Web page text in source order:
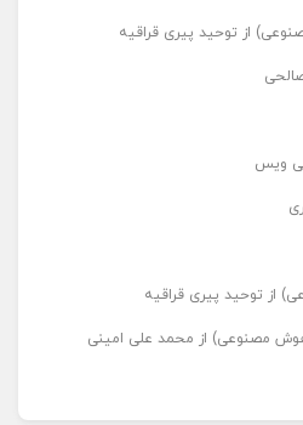
از توحید پیری قراقیه
ویس
از توحید پیری قراقیه
مصنوعی) از محمد علی امینی